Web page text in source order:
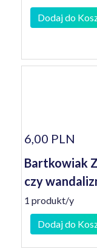
Dodaj do
6,00 PLN
Bartkowiak
czy
1 produkt/y
Dodaj do